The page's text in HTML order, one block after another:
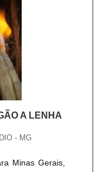
onde
técnica de
de uma
associados e
na área de
excelência de
A LENHA
- MG
Minas Gerais,